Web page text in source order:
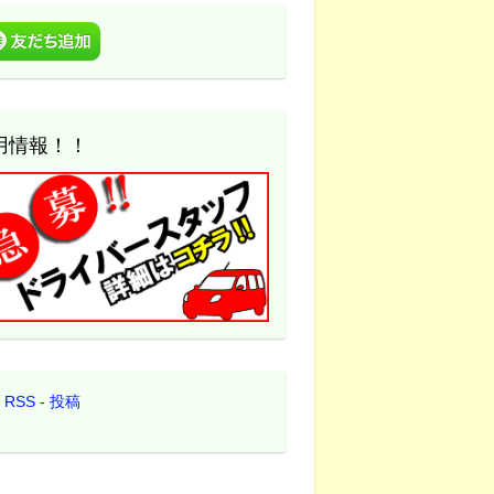
情報！！
RSS - 投稿